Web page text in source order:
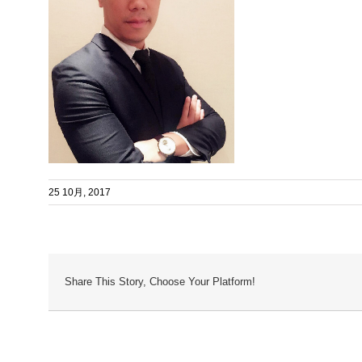
25 10月, 2017
Share This Story, Choose Your Platform!